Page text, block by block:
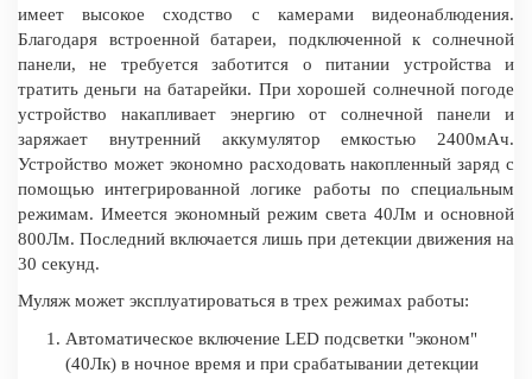
имеет высокое сходство с камерами видеонаблюдения.
Благодаря встроенной батареи, подключенной к солнечной
панели, не требуется заботится о питании устройства и
тратить деньги на батарейки. При хорошей солнечной погоде
устройство накапливает энергию от солнечной панели и
заряжает внутренний аккумулятор емкостью 2400мАч.
Устройство может экономно расходовать накопленный заряд с
помощью интегрированной логике работы по специальным
режимам. Имеется экономный режим света 40Лм и основной
800Лм. Последний включается лишь при детекции движения на
30 секунд.
Муляж может эксплуатироваться в трех режимах работы:
Автоматическое включение LED подсветки "эконом"
(40Лк) в ночное время и при срабатывании детекции